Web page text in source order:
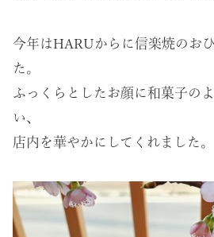
今年はHARUからに信楽焼のお
た。
ふっくらとしたお顔に和菓子の
い、
店内を華やかにしてくれました。